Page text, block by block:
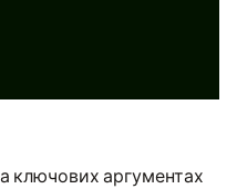
ключових аргументах